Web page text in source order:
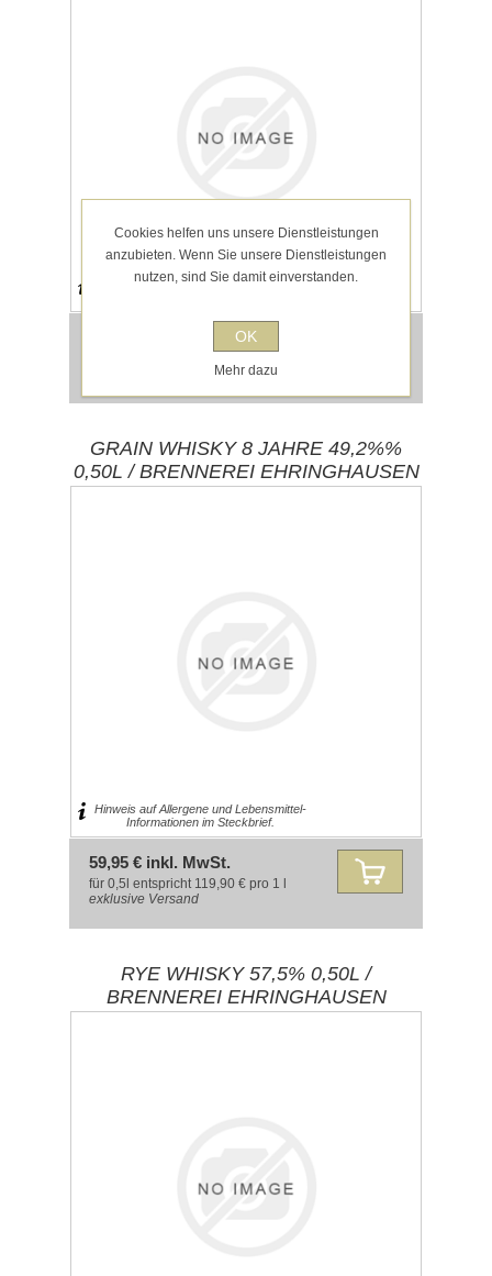
Hinweis auf Allergene und Lebensmittel-
GRAIN WHISKY 8 JAHRE 49,2%%
0,50L / BRENNEREI EHRINGHAUSEN
Hinweis auf Allergene und Lebensmittel-
Informationen im Steckbrief.
59,95 € inkl. MwSt.
für 0,5l entspricht 119,90 € pro 1 l
exklusive Versand
RYE WHISKY 57,5% 0,50L /
BRENNEREI EHRINGHAUSEN
Cookies helfen uns unsere Dienstleistungen
anzubieten. Wenn Sie unsere Dienstleistungen
nutzen, sind Sie damit einverstanden.
OK
Mehr dazu